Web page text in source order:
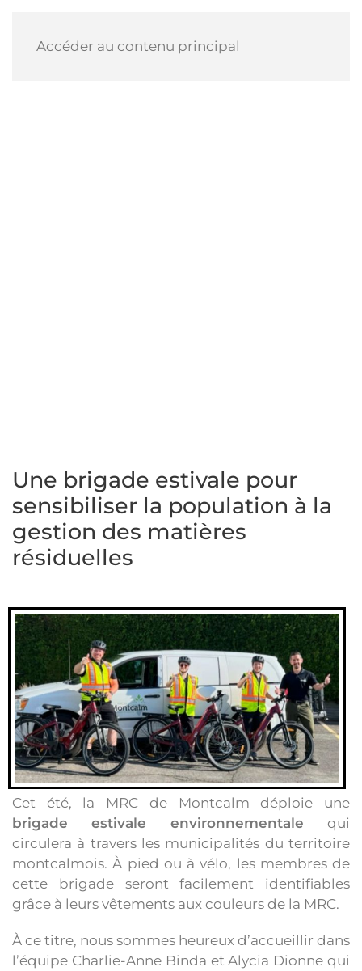
Accéder au contenu principal
Une brigade estivale pour
sensibiliser la population à la
gestion des matières
résiduelles
Cet été, la MRC de Montcalm déploie une
brigade estivale environnementale qui
circulera à travers les municipalités du territoire
montcalmois. À pied ou à vélo, les membres de
cette brigade seront facilement identifiables
grâce à leurs vêtements aux couleurs de la MRC.
À ce titre, nous sommes heureux d’accueillir dans
l’équipe Charlie-Anne Binda et Alycia Dionne qui